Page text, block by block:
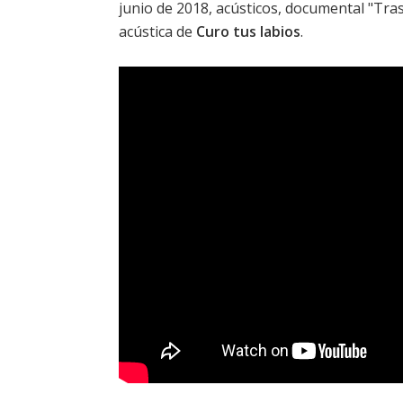
junio de 2018, acústicos, documental
acústica de Curo tus labios.